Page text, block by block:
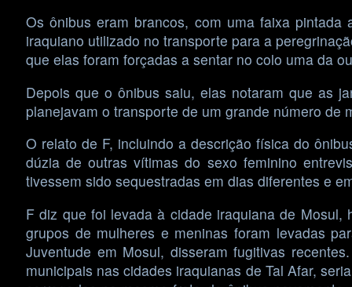
Os ônibus eram brancos, com uma faixa pintada
iraquiano utilizado no transporte para a
que elas foram forçadas a sentar no colo uma da
Depois que o ônibus saiu, elas notaram que as
planejavam o transporte de um grande número
O relato de F, incluindo a descrição física do
dúzia de outras vítimas do sexo feminino
tivessem sido sequestradas em dias diferentes e
F diz que foi levada à cidade iraquiana de
grupos de mulheres e meninas foram levadas
Juventude em Mosul, disseram fugitivas
municipais nas cidades iraquianas de Tal Afar,